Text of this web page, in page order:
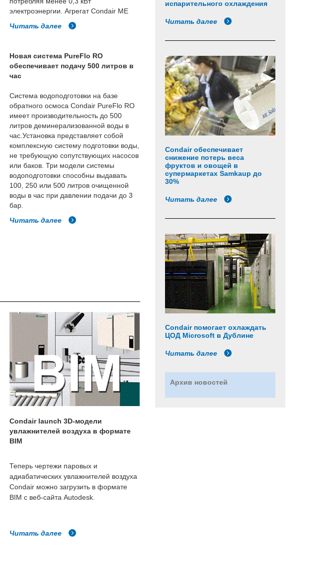
электроэнергии. Агрегат Condair ME
Читать далее
Новая система PureFlo RO
обеспечивает подачу 500 литров в
час
Система водоподготовки на базе
обратного осмоса Condair PureFlo RO
имеет производительность до 500
литров деминерализованной воды в
час.Установка представляет собой
комплексную систему подготовки воды,
не требующую сопутствующих насосов
или баков. Три модели системы
водоподготовки способны выдавать
100, 250 или 500 литров очищенной
воды в час при давлении подачи до 3
бар.
Читать далее
Condair launch 3D-модели
увлажнителей воздуха в формате
BIM
Теперь чертежи паровых и
адиабатических увлажнителей воздуха
Condair можно загрузить в формате
BIM с веб-сайта Autodesk.
Читать далее
испарительного охлаждения
Читать далее
Condair обеспечивает
снижение потерь веса
фруктов и овощей в
супермаркетах Samkaup до
30%
Читать далее
Condair помогает охлаждать
ЦОД Microsoft в Дублине
Читать далее
Архив новостей